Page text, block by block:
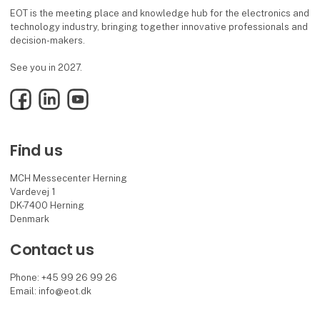
EOT is the meeting place and knowledge hub for the electronics and
technology industry, bringing together innovative professionals and
decision-makers.
See you in 2027.
FacebookLinkedInYouTube
Find us
MCH Messecenter Herning
Vardevej 1
DK-7400 Herning
Denmark
Contact us
Phone: +45 99 26 99 26
Email: info@eot.dk